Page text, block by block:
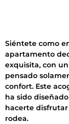
Siéntete como
apartamento
exquisita, con
pensado
confort. Este
ha sido
hacerte
rodea.